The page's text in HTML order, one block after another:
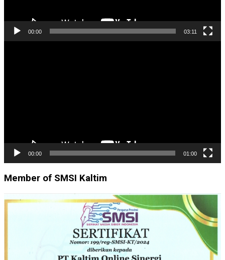
00:00 03:11
00:00 01:00
Member of SMSI Kaltim